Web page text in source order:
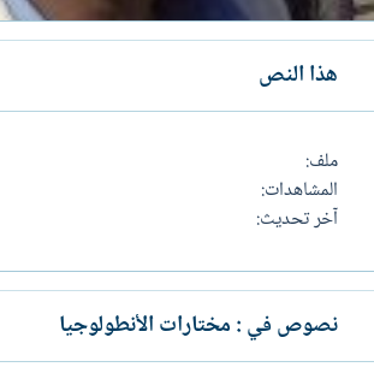
هذا النص
ملف
المشاهدات
آخر تحديث
نصوص في : مختارات الأنطولوجيا